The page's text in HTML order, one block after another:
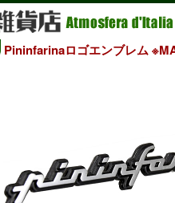
Pininfarinaロゴエンブレム